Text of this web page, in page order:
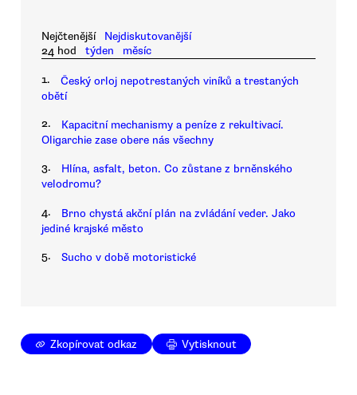
Nejčtenější
Nejdiskutovanější
24 hod
týden měsíc
1.
Český orloj nepotrestaných viníků a trestaných
obětí
2.
Kapacitní mechanismy a peníze z rekultivací.
Oligarchie zase obere nás všechny
3.
Hlína, asfalt, beton. Co zůstane z brněnského
velodromu?
4.
Brno chystá akční plán na zvládání veder. Jako
jediné krajské město
5. Sucho v době motoristické
Zkopírovat odkaz Vytisknout